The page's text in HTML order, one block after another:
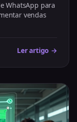
WhatsApp para
vendas
Ler artigo →